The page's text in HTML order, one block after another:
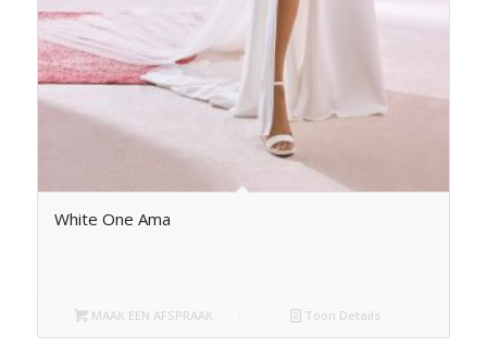
White One Ama
MAAK EEN AFSPRAAK Toon Details